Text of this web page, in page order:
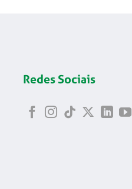
Redes Sociais